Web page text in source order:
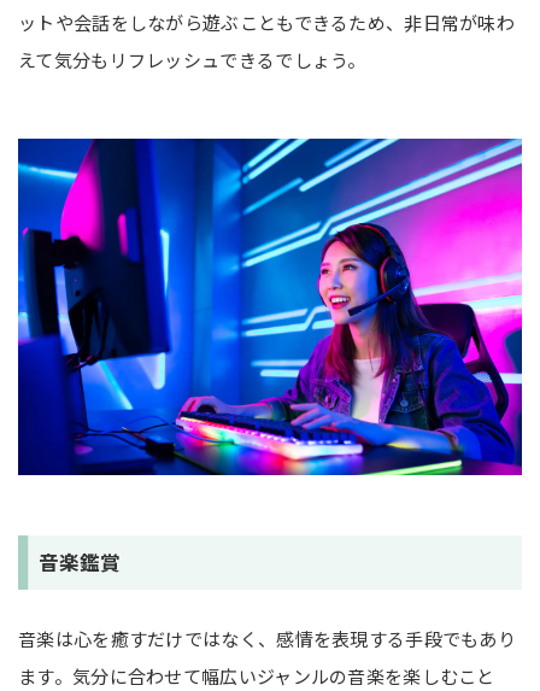
ットや会話をしながら遊ぶこともできるため、非日常が味わ
えて気分もリフレッシュできるでしょう。
音楽鑑賞
音楽は心を癒すだけではなく、感情を表現する手段でもあり
ます。気分に合わせて幅広いジャンルの音楽を楽しむこと